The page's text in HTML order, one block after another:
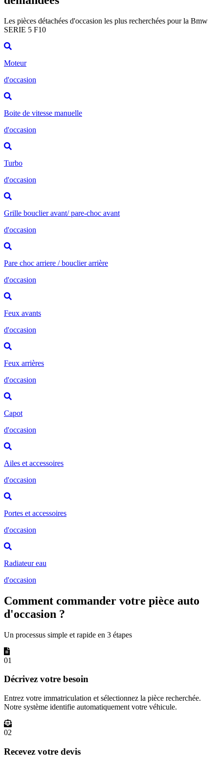
Les pièces détachées d'occasion les plus recherchées pour la Bmw
SERIE 5 F10
Moteur
d'occasion
Boite de vitesse manuelle
d'occasion
Turbo
d'occasion
Grille bouclier avant/ pare-choc avant
d'occasion
Pare choc arriere / bouclier arrière
d'occasion
Feux avants
d'occasion
Feux arrières
d'occasion
Capot
d'occasion
Ailes et accessoires
d'occasion
Portes et accessoires
d'occasion
Radiateur eau
d'occasion
Comment commander votre pièce auto
d'occasion ?
Un processus simple et rapide en 3 étapes
01
Décrivez votre besoin
Entrez votre immatriculation et sélectionnez la pièce recherchée.
Notre système identifie automatiquement votre véhicule.
02
Recevez votre devis